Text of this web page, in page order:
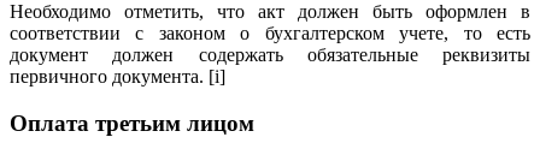
Необходимо отметить, что акт должен быть оформлен в
соответствии с законом о бухгалтерском учете, то есть
документ должен содержать обязательные реквизиты
первичного документа. [i]
Оплата третьим лицом